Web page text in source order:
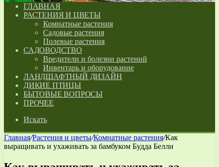
ГЛАВНАЯ
РАСТЕНИЯ И ЦВЕТЫ
Комнатные растения
Садовые растения
Полевые растения
САДОВОДСТВО
Вредители и болезни растений
Инвентарь и оборудование
ЛАНДШАФТНЫЙ ДИЗАЙН
ДИКИЕ ПТИЦЫ
БЫТОВЫЕ ВОПРОСЫ
ПРОЧЕЕ
Искать
Главная/Растения и цветы/Комнатные растения/Как
выращивать и ухаживать за бамбуком Будда Белли